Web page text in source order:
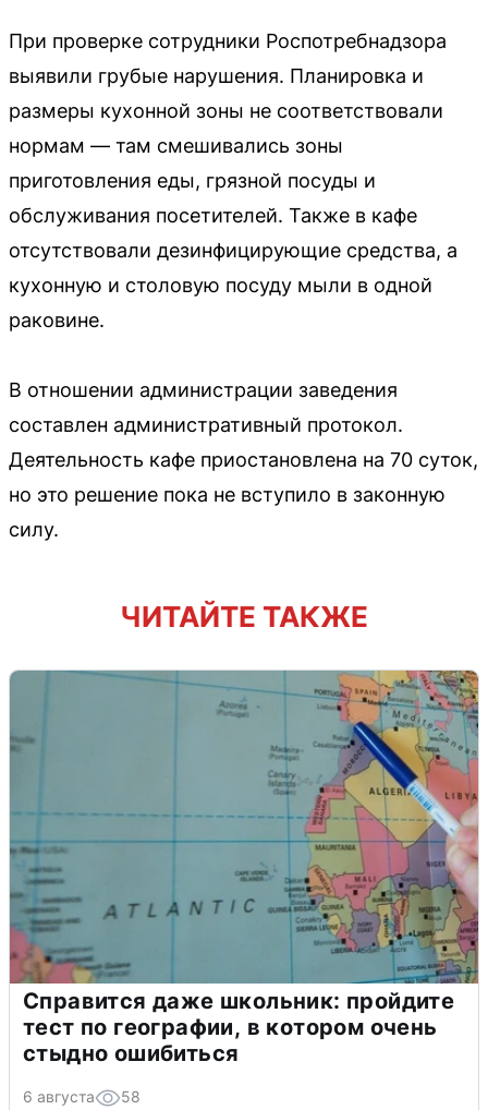
При проверке сотрудники Роспотребнадзора
выявили грубые нарушения. Планировка и
размеры кухонной зоны не соответствовали
нормам — там смешивались зоны
приготовления еды, грязной посуды и
обслуживания посетителей. Также в кафе
отсутствовали дезинфицирующие средства, а
кухонную и столовую посуду мыли в одной
раковине.
В отношении администрации заведения
составлен административный протокол.
Деятельность кафе приостановлена на 70 суток,
но это решение пока не вступило в законную
силу.
ЧИТАЙТЕ ТАКЖЕ
Справится даже школьник: пройдите
тест по географии, в котором очень
стыдно ошибиться
6 августа 58